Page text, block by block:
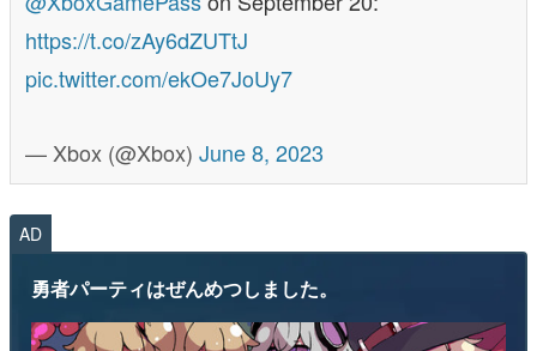
https://t.co/zAy6dZUTtJ
pic.twitter.com/ekOe7JoUy7
— Xbox (@Xbox) June 8, 2023
AD
勇者パーティはぜんめつしました。